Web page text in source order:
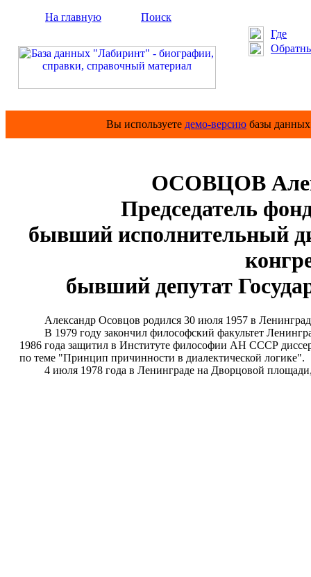
На главную
Поиск
Где
Вы используете демо-версию базы
ОСОВЦОВ
Председатель
бывший исполнительный
бывший депутат
Александр Осовцов родился 30 июля 1957 в
В 1979 году закончил философский факультет
1986 года защитил в Институте философии АН СССР
по теме "Принцип причинности в диалектической логике".
4 июля 1978 года в Ленинграде на Дворцовой площади,